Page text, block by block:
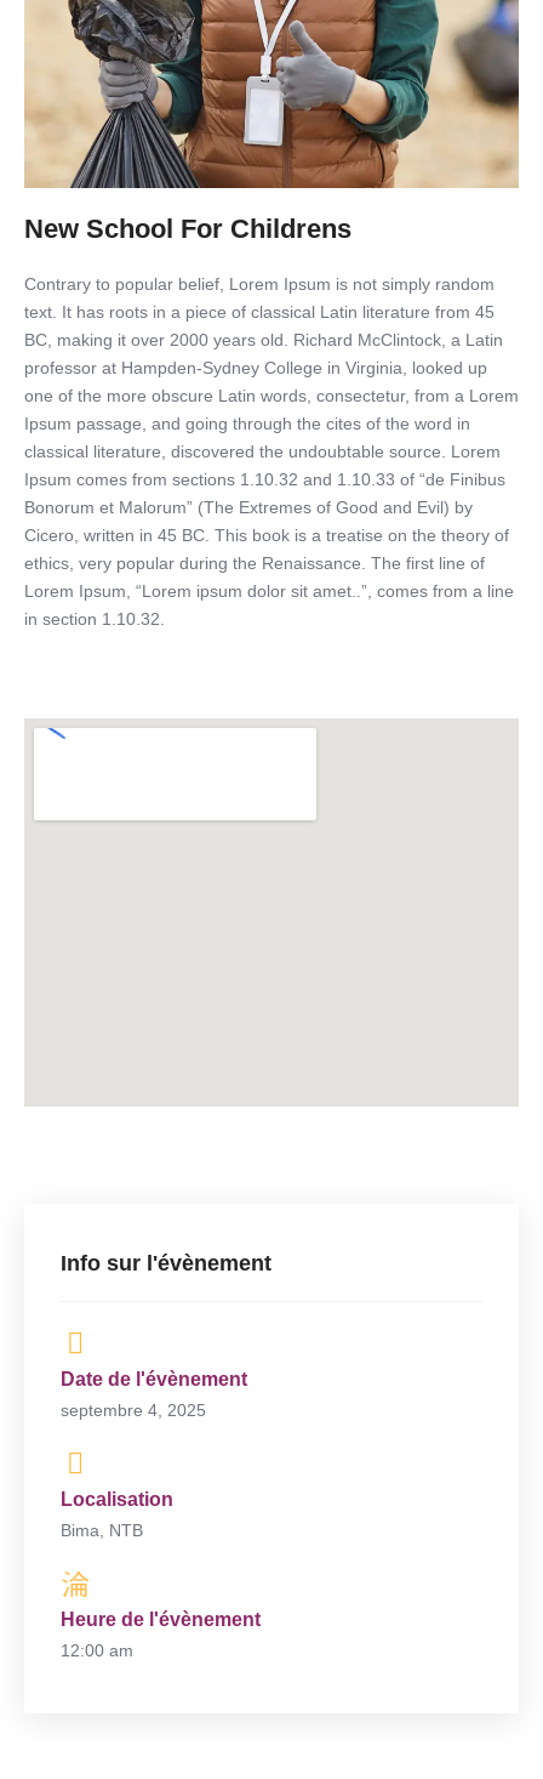
New School For Childrens
Contrary to popular belief, Lorem Ipsum is not simply random
text. It has roots in a piece of classical Latin literature from 45
BC, making it over 2000 years old. Richard McClintock, a Latin
professor at Hampden-Sydney College in Virginia, looked up
one of the more obscure Latin words, consectetur, from a Lorem
Ipsum passage, and going through the cites of the word in
classical literature, discovered the undoubtable source. Lorem
Ipsum comes from sections 1.10.32 and 1.10.33 of “de Finibus
Bonorum et Malorum” (The Extremes of Good and Evil) by
Cicero, written in 45 BC. This book is a treatise on the theory of
ethics, very popular during the Renaissance. The first line of
Lorem Ipsum, “Lorem ipsum dolor sit amet..”, comes from a line
in section 1.10.32.
Info sur l'évènement
Date de l'évènement
septembre 4, 2025
Localisation
Bima, NTB
Heure de l'évènement
12:00 am